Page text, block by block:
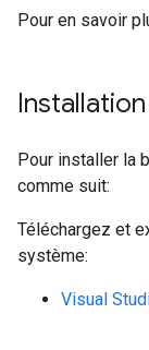
Pour en savoir
Pour installer la
comme suit:
Téléchargez et
système:
Visual